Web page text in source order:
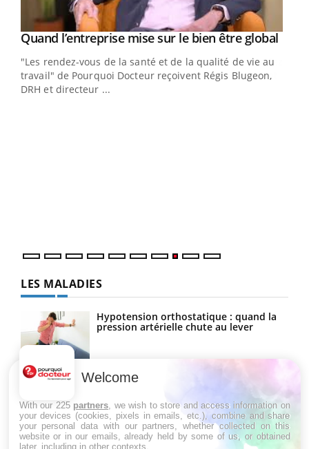
Youtube
Quand l’entreprise mise sur le bien être global
"Les rendez-vous de la santé et de la qualité de vie au
travail" de Pourquoi Docteur reçoivent Régis Blugeon,
DRH et directeur ...
LES MALADIES
Hypotension orthostatique : quand la
pression artérielle chute au lever
Drépanocytose : une déformation des
Maladie de Charcot (Sclérose latérale
Welcome
With our 225 partners , we wish to store and access information on
your devices (cookies, pixels in emails, etc.), combine and share
your personal data with our partners, whether collected on this
website or in our emails, already held by some of us, or obtained
later, including in other contexts.